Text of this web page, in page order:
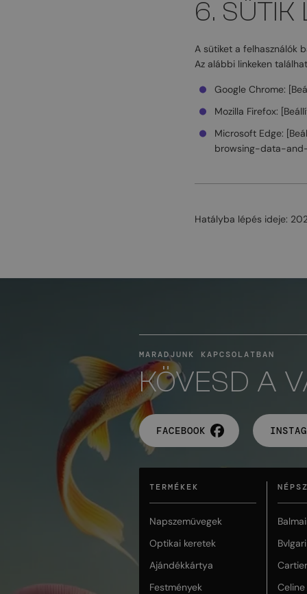
6. SÜTIK
A sütiket a felhasználók
Az alábbi linkeken
Google Chrome:
Mozilla Firefox:
Microsoft Edge:
browsing-data-
Hatályba lépés ideje:
MARADJUNK KAPCSOLATBAN
KÖVESD A
FACEBOOK
TERMÉKEK
Napszemüvegek
Optikai keretek
Ajándékkártya
Festmények
Bvlgari
Cartier
Celine